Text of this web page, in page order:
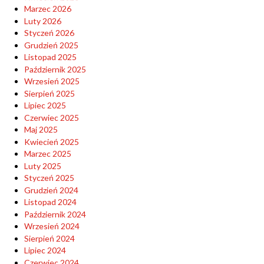
Marzec 2026
Luty 2026
Styczeń 2026
Grudzień 2025
Listopad 2025
Październik 2025
Wrzesień 2025
Sierpień 2025
Lipiec 2025
Czerwiec 2025
Maj 2025
Kwiecień 2025
Marzec 2025
Luty 2025
Styczeń 2025
Grudzień 2024
Listopad 2024
Październik 2024
Wrzesień 2024
Sierpień 2024
Lipiec 2024